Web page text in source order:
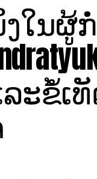
ໃນຜູ້
ະຂໍ້ເ